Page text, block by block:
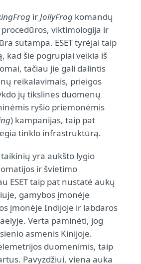
irJollyFrog komandų
viktimologija ir
sutampa. ESET tyrėjai taip
kad šie pogrupiai veikia iš
tačiau jie gali dalintis
reikalavimais, prieigos
jų tikslines duomenų
ryšio priemonėmis
) kampanijas, taip pat
tinklo infrastruktūrą.
yra aukšto lygio
ir švietimo
ESET taip pat nustatė aukų
gamybos įmonėje
įmonėje Indijoje ir labdaros
Verta paminėti, jog
asmenis Kinijoje.
duomenimis, taip
Pavyzdžiui, viena auka